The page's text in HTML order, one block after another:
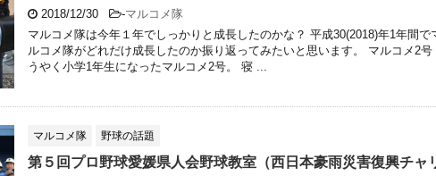
2018/12/30 -マルコメ隊
マルコメ隊は今年１年でしっかりと成長したのかな？ 平成30(2018)年1年間で
ルコメ隊がどれだけ成長したのか振り返ってみたいと思います。 マルコメ2号
うやく小学1年生になったマルコメ2号。 寝 ...
マルコメ隊 野球の話題
第５回プロ野球愛媛県人会野球教室（西日本豪雨災害復興チャ